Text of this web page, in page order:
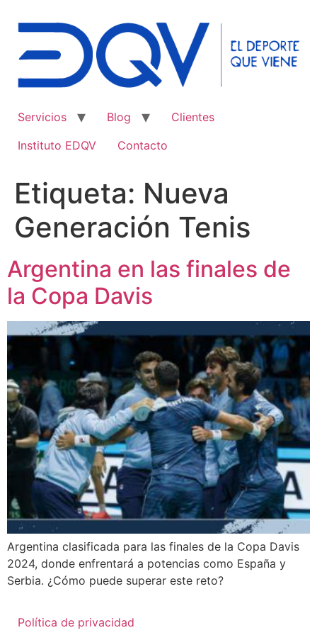
Servicios Blog
Clientes
Instituto EDQV
Contacto
Etiqueta: Nueva
Generación Tenis
Argentina en las finales de
la Copa Davis
Argentina clasificada para las finales de la Copa Davis
2024, donde enfrentará a potencias como España y
Serbia. ¿Cómo puede superar este reto?
Política de privacidad